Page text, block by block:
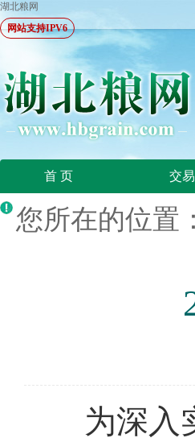
湖北粮网
网站支持IPV6
首 页 交
您所在的位置：
为深入